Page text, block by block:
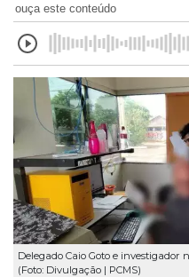
ouça este conteúdo
Delegado Caio Goto e
(Foto: Divulgação | PCMS)